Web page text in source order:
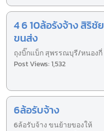
4 6 10ล้อรังจ้าง สิริชัย
ขนส่ง
ถุงบิ๊กแบ็ก สุพรรณบุรี/หนองกี่
Post Views: 1,532
6ล้อรับจ้าง
6ล้อรับจ้าง ขนย้ายของให้